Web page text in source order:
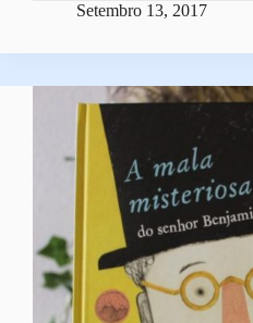
Setembro 13, 2017